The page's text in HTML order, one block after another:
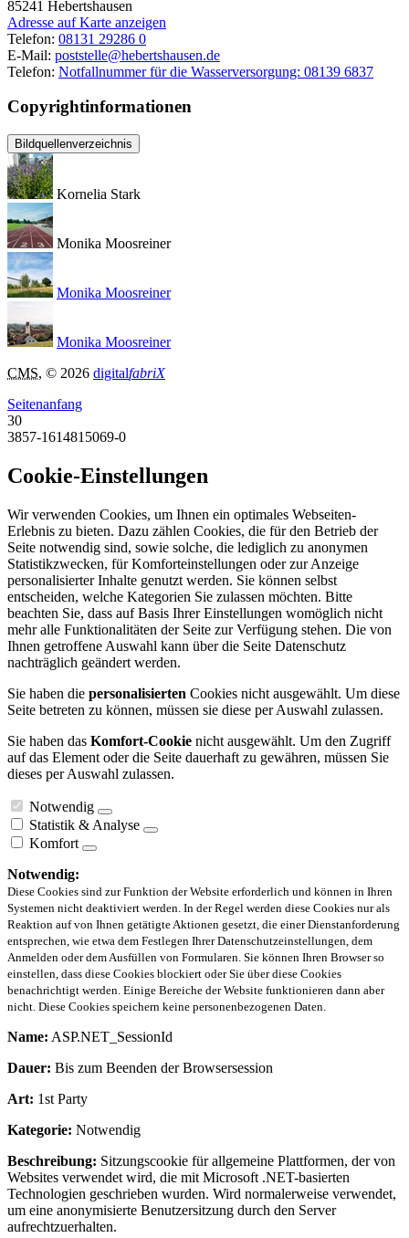
85241 Hebertshausen
Adresse auf Karte anzeigen
Telefon: 08131 29286 0
E-Mail: poststelle@hebertshausen.de
Telefon: Notfallnummer für die Wasserversorgung: 08139 6837
Copyrightinformationen
Bildquellenverzeichnis
Kornelia Stark
Monika Moosreiner
Monika Moosreiner
Monika Moosreiner
CMS, © 2026 digitalfabriX
Seitenanfang
30
3857-1614815069-0
Cookie-Einstellungen
Wir verwenden Cookies, um Ihnen ein optimales Webseiten-
Erlebnis zu bieten. Dazu zählen Cookies, die für den Betrieb der
Seite notwendig sind, sowie solche, die lediglich zu anonymen
Statistikzwecken, für Komforteinstellungen oder zur Anzeige
personalisierter Inhalte genutzt werden. Sie können selbst
entscheiden, welche Kategorien Sie zulassen möchten. Bitte
beachten Sie, dass auf Basis Ihrer Einstellungen womöglich nicht
mehr alle Funktionalitäten der Seite zur Verfügung stehen. Die von
Ihnen getroffene Auswahl kann über die Seite Datenschutz
nachträglich geändert werden.
Sie haben die personalisierten Cookies nicht ausgewählt. Um diese
Seite betreten zu können, müssen sie diese per Auswahl zulassen.
Sie haben das Komfort-Cookie nicht ausgewählt. Um den Zugriff
auf das Element oder die Seite dauerhaft zu gewähren, müssen Sie
dieses per Auswahl zulassen.
Notwendig
Statistik & Analyse
Komfort
Notwendig:
Diese Cookies sind zur Funktion der Website erforderlich und können in Ihren
Systemen nicht deaktiviert werden. In der Regel werden diese Cookies nur als
Reaktion auf von Ihnen getätigte Aktionen gesetzt, die einer Dienstanforderung
entsprechen, wie etwa dem Festlegen Ihrer Datenschutzeinstellungen, dem
Anmelden oder dem Ausfüllen von Formularen. Sie können Ihren Browser so
einstellen, dass diese Cookies blockiert oder Sie über diese Cookies
benachrichtigt werden. Einige Bereiche der Website funktionieren dann aber
nicht. Diese Cookies speichern keine personenbezogenen Daten.
Name: ASP.NET_SessionId
Dauer: Bis zum Beenden der Browsersession
Art: 1st Party
Kategorie: Notwendig
Beschreibung: Sitzungscookie für allgemeine Plattformen, der von
Websites verwendet wird, die mit Microsoft .NET-basierten
Technologien geschrieben wurden. Wird normalerweise verwendet,
um eine anonymisierte Benutzersitzung durch den Server
aufrechtzuerhalten.